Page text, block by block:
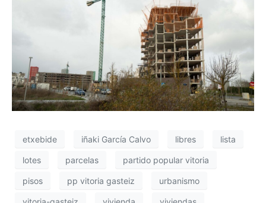
etxebide iñaki García Calvo libres lista
lotes parcelas partido popular vitoria
pisos pp vitoria gasteiz urbanismo